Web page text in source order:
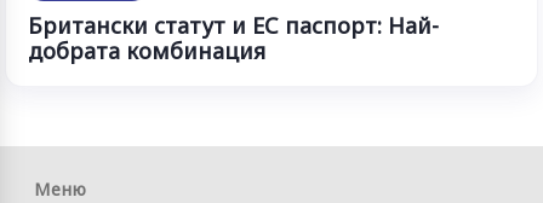
Британски статут и ЕС паспорт: Най-
добрата комбинация
Меню